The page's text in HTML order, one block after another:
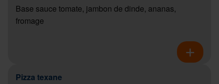
Base sauce tomate, jambon de dinde, ananas,
fromage
Pizza texane